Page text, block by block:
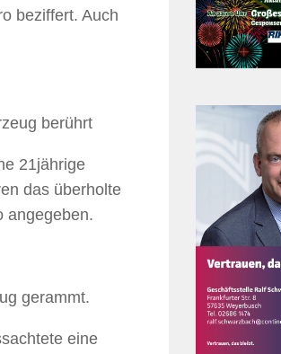
beziffert. Auch
berührt
21jährige
das überholte
angegeben.
gerammt.
eine